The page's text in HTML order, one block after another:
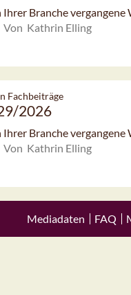
Branche vergangene
Von Kathrin Elling
Fachbeiträge
2026
Branche vergangene
Von Kathrin Elling
Mediadaten FAQ